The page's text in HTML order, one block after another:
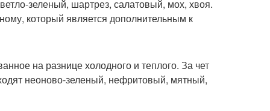
зеленый, шартрез, салатовый, мох, хвоя.
который является дополнительным к
на разнице холодного и теплого. За чет
неоново-зеленый, нефритовый, мятный,